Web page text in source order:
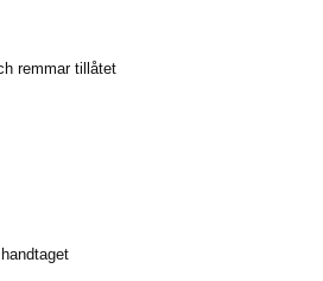
remmar tillåtet